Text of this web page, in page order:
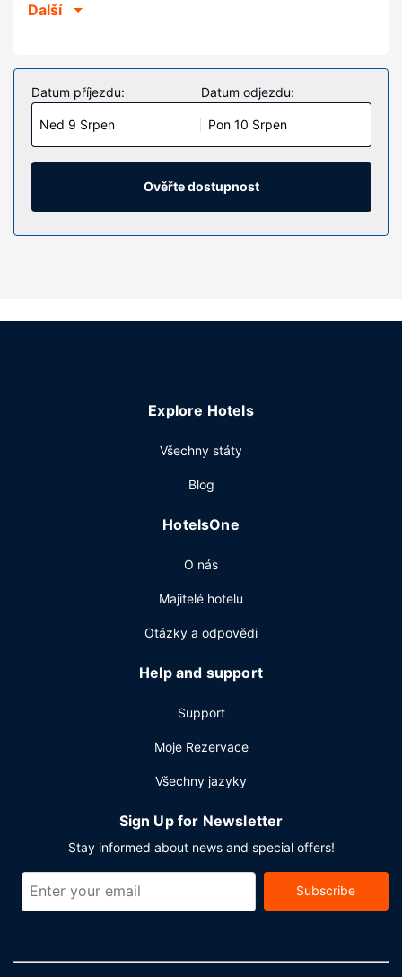
Pokoje
vybavení patří minibar a LED televize, se budete cítit jako
doma. Na posteli je připravena polstrovaná matrace a
exkluzivní ložní prádlo. Bezdrátový internet zdarma vám
zajistí spojení se světem a televize, která nabízí satelitní
kanály, dobrou zábavu. Soukromé koupelny nabízí
vybavení, jehož součástí jsou sprcha, toaletní potřeby
zdarma a vysoušeč vlasů.
Vybavení nemovitosti
Můžete využít širokou nabídku rekreačních zařízení, mezi
prostorách.
můžete také využít pokojovou službu s omezeným
oblíbeného nápoje, navštivte bar/salonek. Za malý
podává ve všední dny od 6:00 do 10:00 a o víkendu od
Hostům jsou k dispozici business centrum, zapůjčení novin
nebo společenskou akci? V tomto hotelu můžete využít
konferenční prostory o velikosti 3000 m
dispozici samostatné parkování (za příplatek).
Další
Datum příjezdu:
Ned 9 Srpen
Datum odjezdu:
Pon 10 Srpen
Ověřte dostupnost
Explore Hotels
Všechny státy
Blog
HotelsOne
O nás
Majitelé hotelu
Otázky a odpovědi
Help and support
Support
Moje Rezervace
Všechny jazyky
Sign Up for Newsletter
Stay informed about news and special offers!
Subscribe